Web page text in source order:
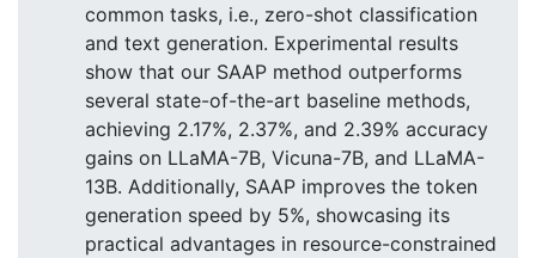
common tasks, i.e., zero-shot classification
and text generation. Experimental results
show that our SAAP method outperforms
several state-of-the-art baseline methods,
achieving 2.17%, 2.37%, and 2.39% accuracy
gains on LLaMA-7B, Vicuna-7B, and LLaMA-
13B. Additionally, SAAP improves the token
generation speed by 5%, showcasing its
practical advantages in resource-constrained